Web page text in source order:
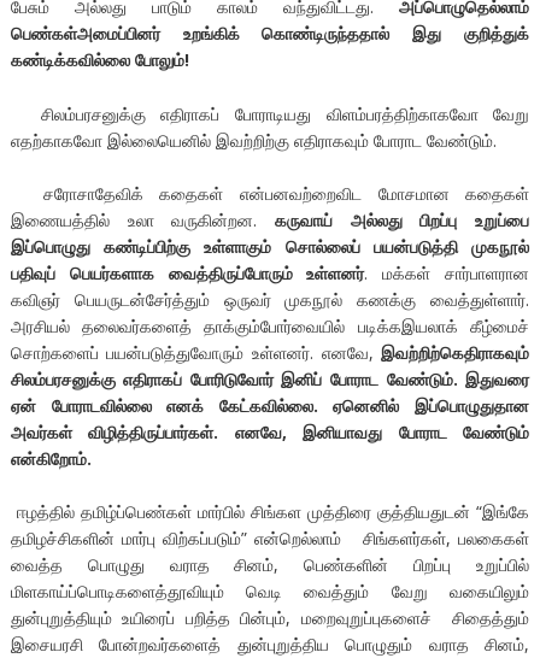
பேசும் அல்லது பாடும் காலம் வந்துவிட்டது.அப்பொழுதெல்லாம்
பெண்கள்அமைப்பினர் உறங்கிக் கொண்டிருந்ததால் இது குறித்துக்
கண்டிக்கவில்லை போலும்!
சிலம்பரசனுக்கு எதிராகப் போராடியது விளம்பரத்திற்காகவோ வேறு
எதற்காகவோ இல்லையெனில் இவற்றிற்கு எதிராகவும் போராட வேண்டும்.
சரோசாதேவிக் கதைகள் என்பனவற்றைவிட மோசமான கதைகள்
இணையத்தில் உலா வருகின்றன. கருவாய் அல்லது பிறப்பு உறுப்பை
இப்பொழுது கண்டிப்பிற்கு உள்ளாகும் சொல்லைப் பயன்படுத்தி முகநூல்
பதிவுப் பெயர்களாக வைத்திருப்போரும் உள்ளனர். மக்கள் சார்பாளரான
கவிஞர் பெயருடன்சேர்த்தும் ஒருவர் முகநூல் கணக்கு வைத்துள்ளார்.
அரசியல் தலைவர்களைத் தாக்கும்போர்வையில் படிக்கஇயலாக் கீழ்மைச்
சொற்களைப் பயன்படுத்துவோரும் உள்ளனர். எனவே,இவற்றிற்கெதிராகவும்
சிலம்பரசனுக்கு எதிராகப் போரிடுவோர் இனிப் போராட வேண்டும். இதுவரை
ஏன் போராடவில்லை எனக் கேட்கவில்லை. ஏனெனில் இப்பொழுதுதான
அவர்கள் விழித்திருப்பார்கள். எனவே,இனியாவது போராட வேண்டும்
என்கிறோம்.
ஈழத்தில் தமிழ்ப்பெண்கள் மார்பில் சிங்கள முத்திரை குத்தியதுடன் “இங்கே
தமிழச்சிகளின் மார்பு விற்கப்படும்” என்றெல்லாம் சிங்களர்கள், பலகைகள்
வைத்த பொழுது வராத சினம், பெண்களின் பிறப்பு உறுப்பில்
மிளகாய்ப்பொடிகளைத்தூவியும் வெடி வைத்தும் வேறு வகையிலும்
துன்புறுத்தியும் உயிரைப் பறித்த பின்பும், மறைவுறுப்புகளைச் சிதைத்தும்
இசையரசி போன்றவர்களைத் துன்புறுத்திய பொழுதும் வராத சினம்,